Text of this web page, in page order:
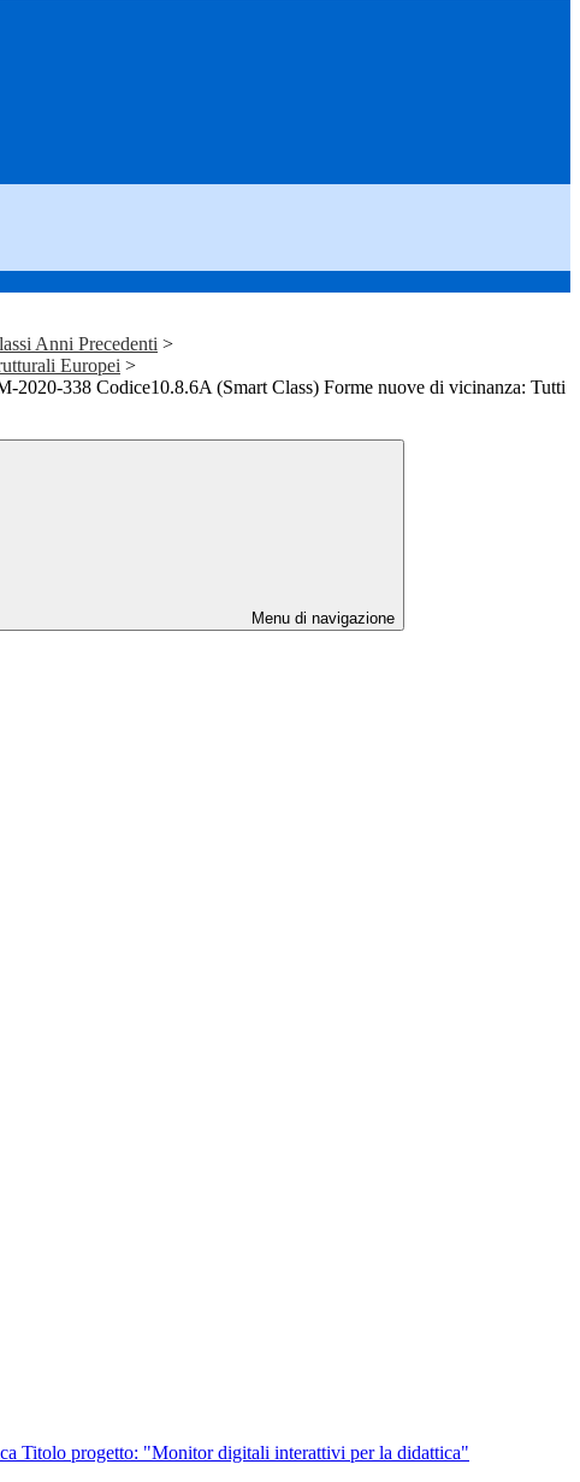
Anni Precedenti >
Europei >
2020-338 Codice10.8.6A (Smart Class) Forme nuove di vicinanza: Tutti
Menu di navigazione
Titolo progetto: "Monitor digitali interattivi per la didattica"